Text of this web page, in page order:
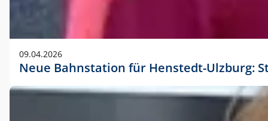
09.04.2026
Neue Bahnstation für Henstedt-Ulzburg: